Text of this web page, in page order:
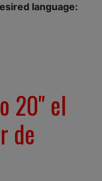
language:
20" el
de